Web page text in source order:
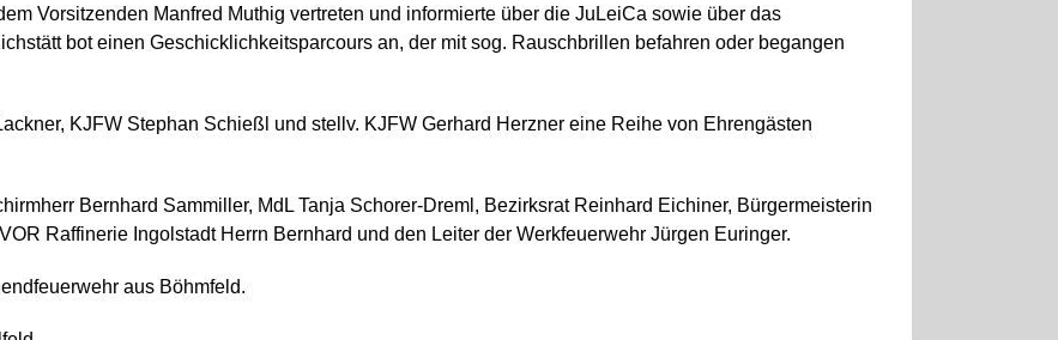
Vorsitzenden Manfred Muthig vertreten und informierte über die JuLeiCa sowie über das
bot einen Geschicklichkeitsparcours an, der mit sog. Rauschbrillen befahren oder begangen
KJFW Stephan Schießl und stellv. KJFW Gerhard Herzner eine Reihe von Ehrengästen
Bernhard Sammiller, MdL Tanja Schorer-Dreml, Bezirksrat Reinhard Eichiner, Bürgermeisterin
Raffinerie Ingolstadt Herrn Bernhard und den Leiter der Werkfeuerwehr Jürgen Euringer.
aus Böhmfeld.